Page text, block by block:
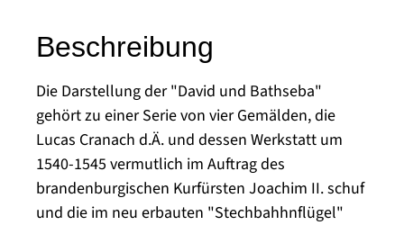
Beschreibung
Die Darstellung der "David und Bathseba"
gehört zu einer Serie von vier Gemälden, die
Lucas Cranach d.Ä. und dessen Werkstatt um
1540-1545 vermutlich im Auftrag des
brandenburgischen Kurfürsten Joachim II. schuf
und die im neu erbauten "Stechbahhnflügel"